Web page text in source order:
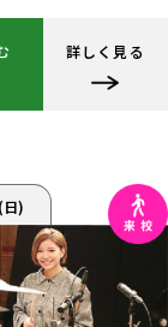
詳しく見る
(日)